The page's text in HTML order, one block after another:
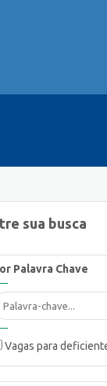
sua busca
Palavra Chave
Vagas para